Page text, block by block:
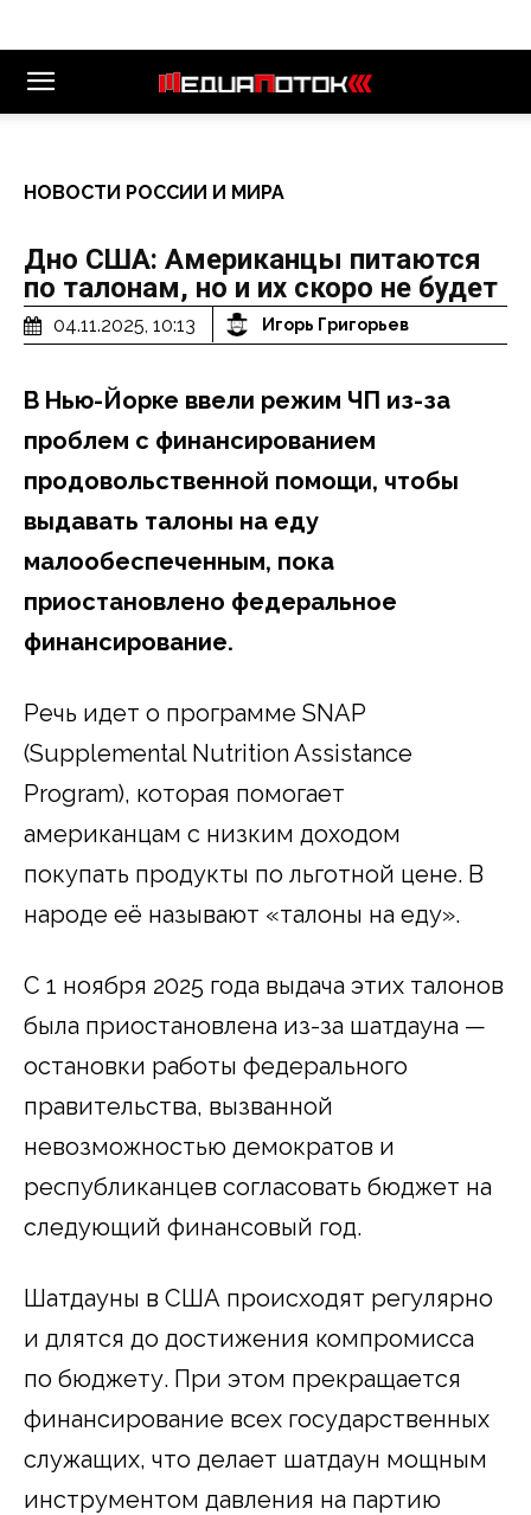
НОВОСТИ РОССИИ И МИРА
Дно США: Американцы питаются
по талонам, но и их скоро не будет
04.11.2025, 10:13 Игорь Григорьев
В Нью-Йорке ввели режим ЧП из-за
проблем с финансированием
продовольственной помощи, чтобы
выдавать талоны на еду
малообеспеченным, пока
приостановлено федеральное
финансирование.
Речь идет о программе SNAP
(Supplemental Nutrition Assistance
Program), которая помогает
американцам с низким доходом
покупать продукты по льготной цене. В
народе её называют «талоны на еду».
С 1 ноября 2025 года выдача этих талонов
была приостановлена из-за шатдауна —
остановки работы федерального
правительства, вызванной
невозможностью демократов и
республиканцев согласовать бюджет на
следующий финансовый год.
Шатдауны в США происходят регулярно
и длятся до достижения компромисса
по бюджету. При этом прекращается
финансирование всех государственных
служащих, что делает шатдаун мощным
инструментом давления на партию